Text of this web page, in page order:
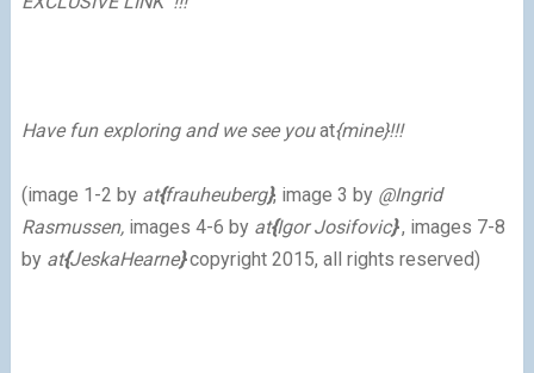
Have fun exploring and we see youat{mine}!!!
(image 1-2 by at{frauheuberg}, image 3 by @Ingrid
Rasmussen, images 4-6 by at{Igor Josifovic}, images 7-8
by at{JeskaHearne} copyright 2015, all rights reserved)